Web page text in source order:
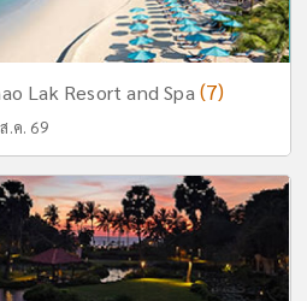
Lak Resort and Spa (7)
.ค. 69